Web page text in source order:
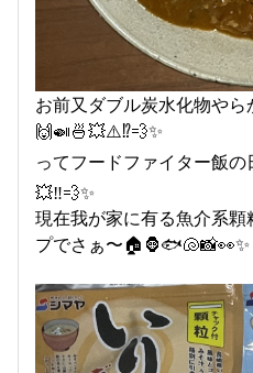
お前又ダブル炭水化物や
🙌🍛🍜💥⚠️⁉️💨✨
ってフードファイター飯
💥‼️💨✨
現在我が家に有る魚介系
プでさぁ〜🏠🦍🐟🐚📸👀✨